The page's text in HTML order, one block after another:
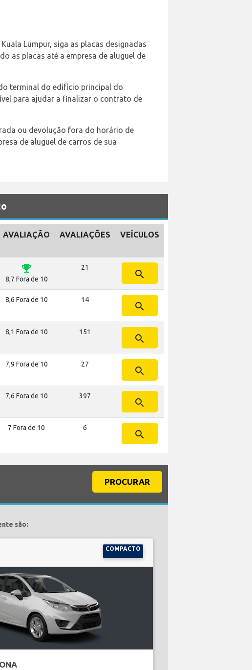
Lumpur, siga as placas designadas
as placas até a empresa de aluguel de
terminal do edifício principal do
para ajudar a finalizar o contrato de
ou devolução fora do horário de
de aluguel de carros de sua
AVALIAÇÃO AVALIAÇÕES VEÍCULOS
emoji_events
8,7 Fora de 10
21
search
8,6 Fora de 10 14
search
8,1 Fora de 10 151
search
7,9 Fora de 10 27
search
7,6 Fora de 10 397
search
7 Fora de 10 6
search
PROCURAR
são:
COMPACTO